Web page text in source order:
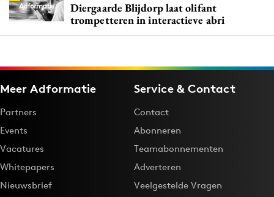
Diergaarde Blijdorp laat olifant
trompetteren in interactieve abri
Meer Adformatie
Partners
Events
Vacatures
Whitepapers
Nieuwsbrief
Service & Contact
Contact
Abonneren
Teamabonnementen
Adverteren
Veelgestelde Vragen